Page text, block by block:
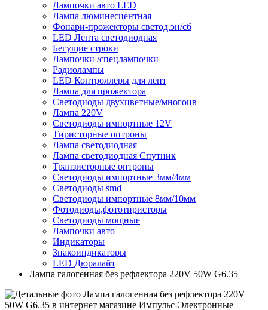
Лампочки авто LED
Лампа люминесцентная
Фонари-прожекторы светод.эн/сб
LED Лента светодиодная
Бегущие строки
Лампочки /спецлампочки
Радиолампы
LED Контроллеры для лент
Лампа для прожектора
Светодиоды двухцветные/многоцв
Лампа 220V
Светодиоды импортные 12V
Тиристорные оптроны
Лампа светодиодная
Лампа светодиодная Спутник
Транзисторные оптроны
Светодиоды импортные 3мм/4мм
Светодиоды smd
Светодиоды импортные 8мм/10мм
Фотодиоды,фототиристоры
Светодиоды мощные
Лампочки авто
Индикаторы
Знакоиндикаторы
LED Дюралайт
Лампа галогенная без рефлектора 220V 50W G6.35